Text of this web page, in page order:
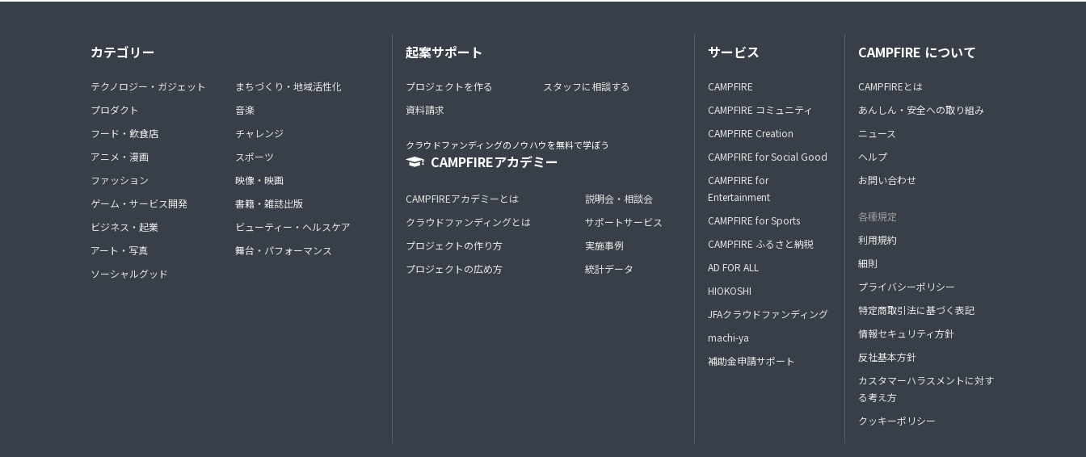
カテゴリー
テクノロジー・ガジェット
プロダクト
フード・飲食店
アニメ・漫画
ファッション
ゲーム・サービス開発
ビジネス・起業
アート・写真
ソーシャルグッド
まちづくり・地域活性化
音楽
チャレンジ
スポーツ
映像・映画
書籍・雑誌出版
ビューティー・ヘルスケア
舞台・パフォーマンス
起案サポート
プロジェクトを作る
資料請求
スタッフに相談する
クラウドファンディングのノウハウを無料で学ぼう
CAMPFIREアカデミー
CAMPFIREアカデミーとは
クラウドファンディングとは
プロジェクトの作り方
プロジェクトの広め方
説明会・相談会
サポートサービス
実施事例
統計データ
サービス
CAMPFIRE
CAMPFIRE コミュニティ
CAMPFIRE Creation
CAMPFIRE for Social Good
CAMPFIRE for
Entertainment
CAMPFIRE for Sports
CAMPFIRE ふるさと納税
AD FOR ALL
HIOKOSHI
JFAクラウドファンディング
machi-ya
補助金申請サポート
CAMPFIRE について
CAMPFIREとは
あんしん・安全への取り組み
ニュース
ヘルプ
お問い合わせ
各種規定
利用規約
細則
プライバシーポリシー
特定商取引法に基づく表記
情報セキュリティ方針
反社基本方針
カスタマーハラスメントに対す
る考え方
クッキーポリシー